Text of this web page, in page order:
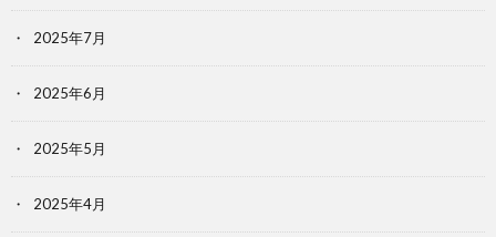
2025年7月
2025年6月
2025年5月
2025年4月